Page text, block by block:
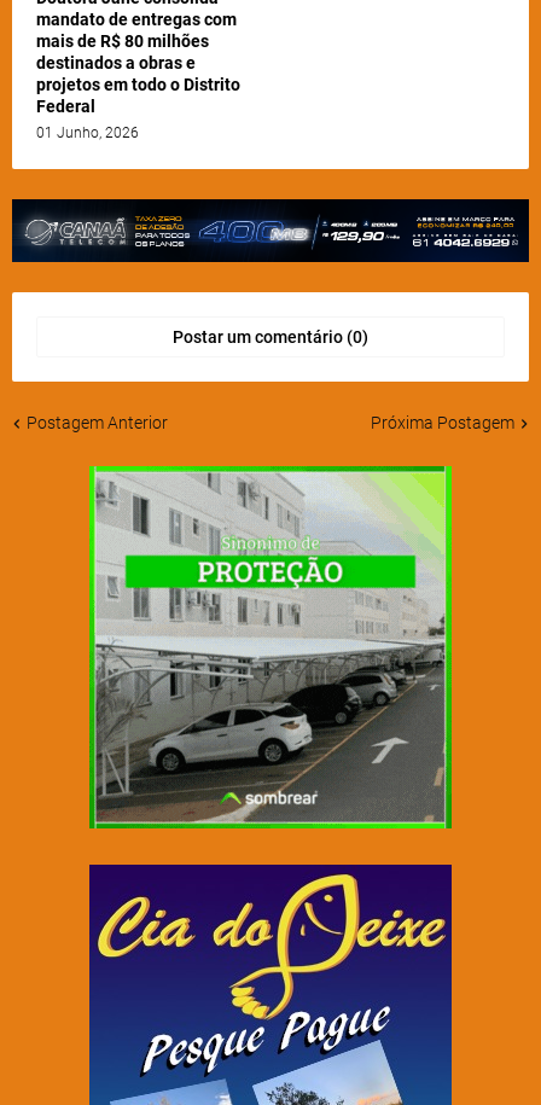
mandato de entregas com
mais de R$ 80 milhões
destinados a obras e
projetos em todo o Distrito
Federal
01 Junho, 2026
Postar um comentário (0)
Postagem Anterior Próxima Postagem